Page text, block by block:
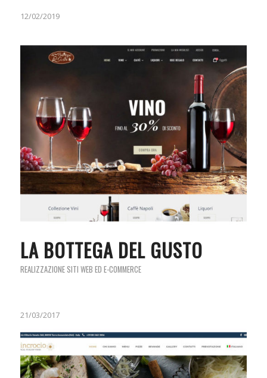
12/02/2019
LA BOTTEGA DEL GUSTO
REALIZZAZIONE SITI WEB ED E-COMMERCE
21/03/2017